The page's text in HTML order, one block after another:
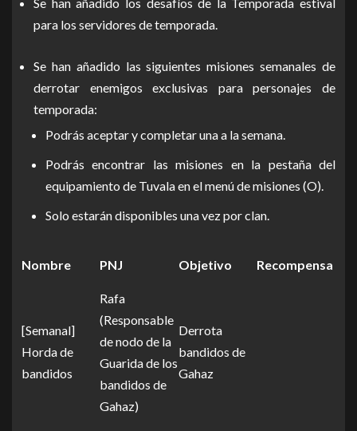
Se han añadido los desafíos de la Temporada estival
para los servidores de temporada.
Se han añadido las siguientes misiones semanales de
derrotar enemigos exclusivas para personajes de
temporada:
Podrás aceptar y completar una a la semana.
Podrás encontrar las misiones en la pestaña del
equipamiento de Tuvala en el menú de misiones (O).
Solo estarán disponibles una vez por clan.
Nombre PNJ Objetivo Recompensa
[Semanal]
Horda de
bandidos
Rafa
(Responsable
de nodo de la
Guarida de los
bandidos de
Gahaz)
Derrota
bandidos de
Gahaz